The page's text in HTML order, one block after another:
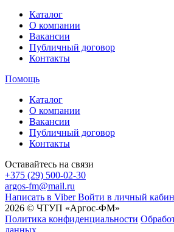
Каталог
О компании
Вакансии
Публичный договор
Контакты
Помощь
Каталог
О компании
Вакансии
Публичный договор
Контакты
Оставайтесь на связи
+375 (29) 500-02-30
argos-fm@mail.ru
Написать в Viber Войти в личный
2026 © ЧТУП «Аргос-ФМ»
Политика конфиденциальности
данных